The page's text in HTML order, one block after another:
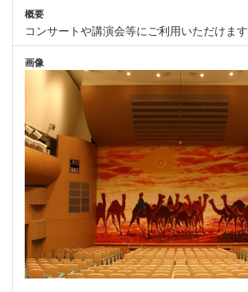
概要
コンサートや講演会等にご利用いただけます
画像